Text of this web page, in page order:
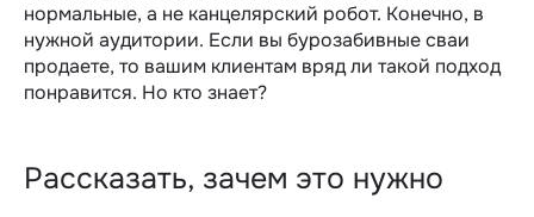
нормальные, а не канцелярский робот. Конечно, в
нужной аудитории. Если вы бурозабивные сваи
продаете, то вашим клиентам вряд ли такой подход
понравится. Но кто знает?
Рассказать, зачем это нужно